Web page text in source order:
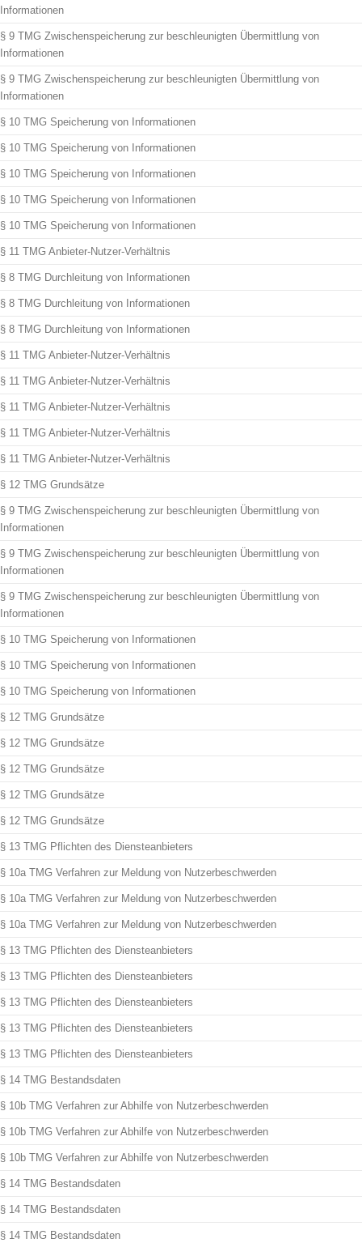
Informationen
§ 9 TMG Zwischenspeicherung zur beschleunigten Übermittlung von
Informationen
§ 9 TMG Zwischenspeicherung zur beschleunigten Übermittlung von
Informationen
§ 10 TMG Speicherung von Informationen
§ 10 TMG Speicherung von Informationen
§ 10 TMG Speicherung von Informationen
§ 10 TMG Speicherung von Informationen
§ 10 TMG Speicherung von Informationen
§ 11 TMG Anbieter-Nutzer-Verhältnis
§ 8 TMG Durchleitung von Informationen
§ 8 TMG Durchleitung von Informationen
§ 8 TMG Durchleitung von Informationen
§ 11 TMG Anbieter-Nutzer-Verhältnis
§ 11 TMG Anbieter-Nutzer-Verhältnis
§ 11 TMG Anbieter-Nutzer-Verhältnis
§ 11 TMG Anbieter-Nutzer-Verhältnis
§ 11 TMG Anbieter-Nutzer-Verhältnis
§ 12 TMG Grundsätze
§ 9 TMG Zwischenspeicherung zur beschleunigten Übermittlung von
Informationen
§ 9 TMG Zwischenspeicherung zur beschleunigten Übermittlung von
Informationen
§ 9 TMG Zwischenspeicherung zur beschleunigten Übermittlung von
Informationen
§ 10 TMG Speicherung von Informationen
§ 10 TMG Speicherung von Informationen
§ 10 TMG Speicherung von Informationen
§ 12 TMG Grundsätze
§ 12 TMG Grundsätze
§ 12 TMG Grundsätze
§ 12 TMG Grundsätze
§ 12 TMG Grundsätze
§ 13 TMG Pflichten des Diensteanbieters
§ 10a TMG Verfahren zur Meldung von Nutzerbeschwerden
§ 10a TMG Verfahren zur Meldung von Nutzerbeschwerden
§ 10a TMG Verfahren zur Meldung von Nutzerbeschwerden
§ 13 TMG Pflichten des Diensteanbieters
§ 13 TMG Pflichten des Diensteanbieters
§ 13 TMG Pflichten des Diensteanbieters
§ 13 TMG Pflichten des Diensteanbieters
§ 13 TMG Pflichten des Diensteanbieters
§ 14 TMG Bestandsdaten
§ 10b TMG Verfahren zur Abhilfe von Nutzerbeschwerden
§ 10b TMG Verfahren zur Abhilfe von Nutzerbeschwerden
§ 10b TMG Verfahren zur Abhilfe von Nutzerbeschwerden
§ 14 TMG Bestandsdaten
§ 14 TMG Bestandsdaten
§ 14 TMG Bestandsdaten